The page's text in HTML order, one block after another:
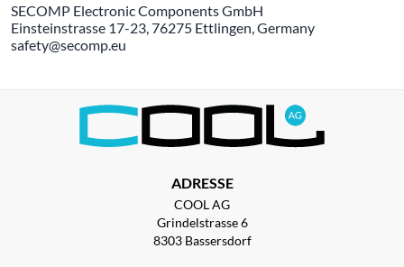
SECOMP Electronic Components GmbH
Einsteinstrasse 17-23, 76275 Ettlingen, Germany
safety@secomp.eu
ADRESSE
COOL AG
Grindelstrasse 6
8303 Bassersdorf